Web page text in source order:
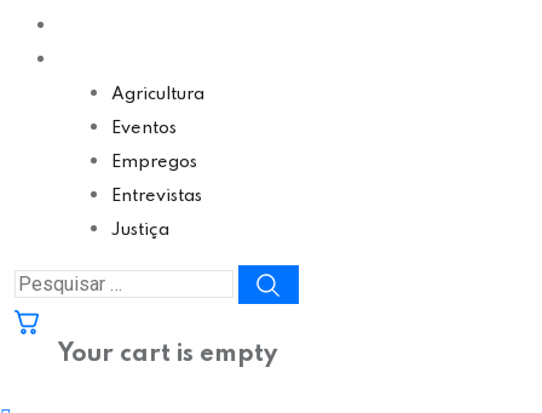
Agricultura
Eventos
Empregos
Entrevistas
Justiça
Your cart is empty